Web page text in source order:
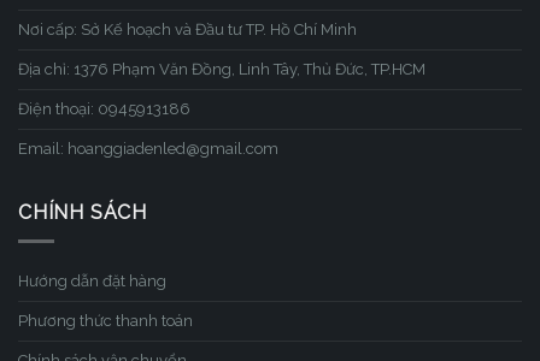
Nơi cấp: Sở Kế hoạch và Đầu tư TP. Hồ Chí Minh
Địa chỉ: 1376 Phạm Văn Đồng, Linh Tây, Thủ Đức, TP.HCM
Điện thoại: 0945913186
Email: hoanggiadenled@gmail.com
CHÍNH SÁCH
Hướng dẫn đặt hàng
Phương thức thanh toán